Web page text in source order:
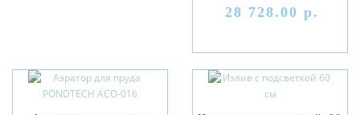
28 728.00 р.